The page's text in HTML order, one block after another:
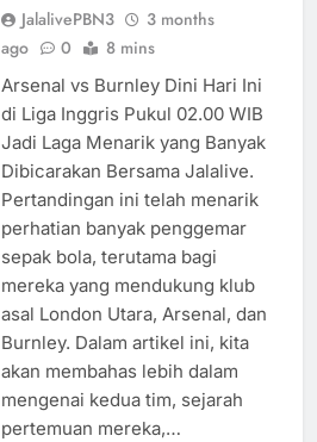
JalalivePBN3
3 months
ago
0 8 mins
Arsenal vs Burnley Dini Hari Ini
di Liga Inggris Pukul 02.00 WIB
Jadi Laga Menarik yang Banyak
Dibicarakan Bersama Jalalive.
Pertandingan ini telah menarik
perhatian banyak penggemar
sepak bola, terutama bagi
mereka yang mendukung klub
asal London Utara, Arsenal, dan
Burnley. Dalam artikel ini, kita
akan membahas lebih dalam
mengenai kedua tim, sejarah
pertemuan mereka,…